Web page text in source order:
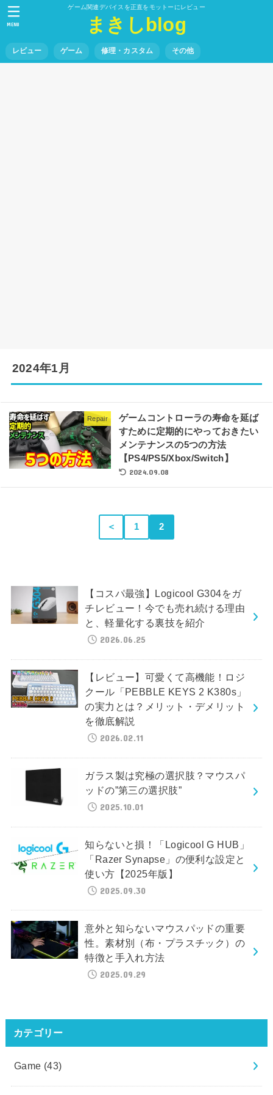
ゲーム関連デバイスを正直をモットーにレビュー
まきしblog
レビュー ゲーム 修理・カスタム その他
MENU
2024年1月
Repair
ゲームコントローラの寿命を延ば
すために定期的にやっておきたい
メンテナンスの5つの方法
【PS4/PS5/Xbox/Switch】
2024.09.08
＜ 1 2
【コスパ最強】Logicool G304をガ
チレビュー！今でも売れ続ける理由
と、軽量化する裏技を紹介
2026.06.25
【レビュー】可愛くて高機能！ロジ
クール「PEBBLE KEYS 2 K380s」
の実力とは？メリット・デメリット
を徹底解説
2026.02.11
ガラス製は究極の選択肢？マウスパ
ッドの”第三の選択肢”
2025.10.01
知らないと損！「Logicool G HUB」
「Razer Synapse」の便利な設定と
使い方【2025年版】
2025.09.30
意外と知らないマウスパッドの重要
性。素材別（布・プラスチック）の
特徴と手入れ方法
2025.09.29
カテゴリー
Game (43)